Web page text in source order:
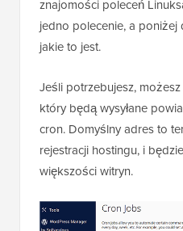
znajomości poleceń
jedno polecenie, a poniżej
jakie to jest.
Jeśli potrzebujesz,
który będą wysyłane
cron. Domyślny adres to
rejestracji hostingu, i
większości witryn.